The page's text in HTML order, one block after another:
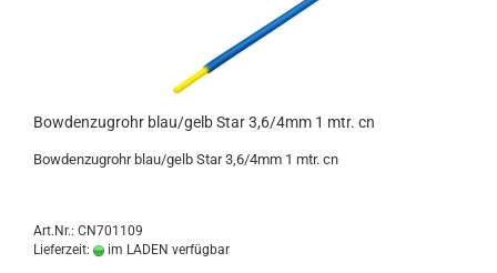
Bowdenzugrohr blau/gelb Star 3,6/4mm 1 mtr. cn
Bowdenzugrohr blau/gelb Star 3,6/4mm 1 mtr. cn
Art.Nr.: CN701109
Lieferzeit:
im LADEN verfügbar